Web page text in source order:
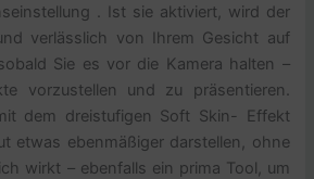
. Ist sie aktiviert, wird der
verlässlich von Ihrem Gesicht auf
Sie es vor die Kamera halten –
vorzustellen und zu präsentieren.
dem dreistufigen Soft Skin- Effekt
etwas ebenmäßiger darstellen, ohne
wirkt – ebenfalls ein prima Tool, um